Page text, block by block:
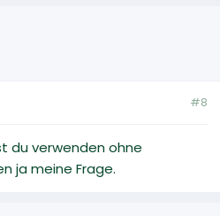
#8
du verwenden ohne
ja meine Frage.